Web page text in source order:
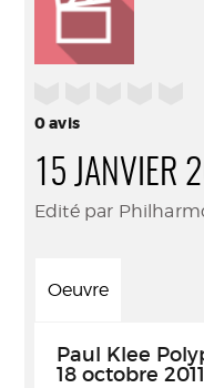
0avis
15 JANVIER
Edité par
Oeuvre
Paul Klee
18 octobre